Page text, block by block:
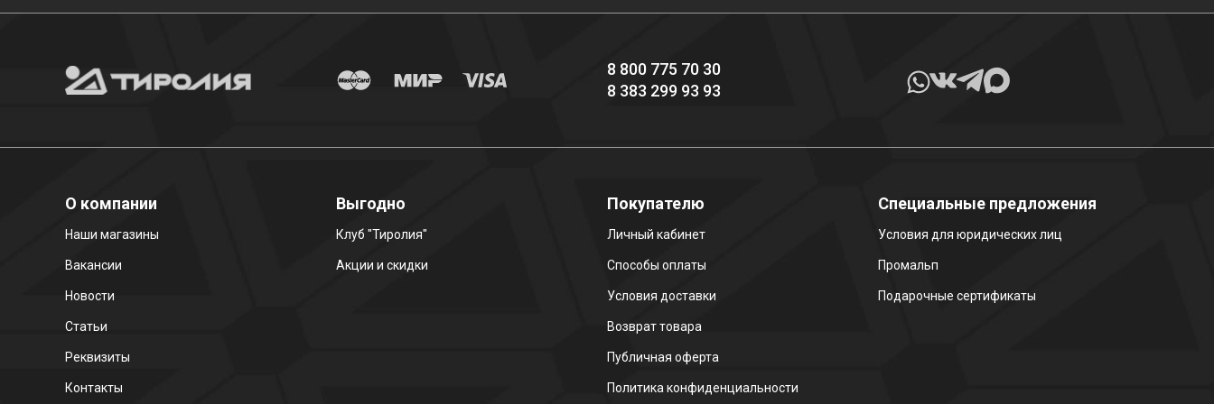
8 800 775 70 30
8 383 299 93 93
О компании
Наши магазины
Вакансии
Новости
Статьи
Реквизиты
Контакты
Выгодно
Клуб "Тиролия"
Акции и скидки
Покупателю
Личный кабинет
Способы оплаты
Условия доставки
Возврат товара
Публичная оферта
Политика конфиденциальности
Специальные предложения
Условия для юридических лиц
Промальп
Подарочные сертификаты